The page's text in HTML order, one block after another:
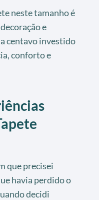
neste tamanho é
e
centavo investido
conforto e
que precisei
havia perdido o
decidi